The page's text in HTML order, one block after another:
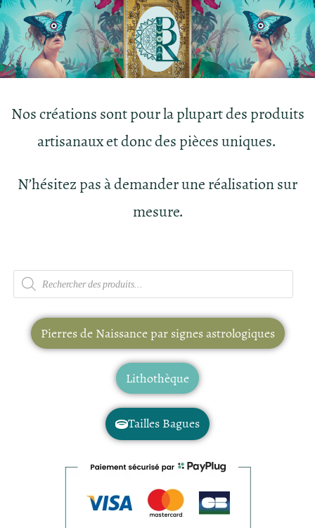
Nos créations sont pour la plupart des produits
artisanaux et donc des pièces uniques.
N’hésitez pas à demander une réalisation sur
mesure.
Pierres de Naissance par signes astrologiques
Lithothèque
Tailles Bagues